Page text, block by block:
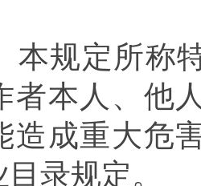
本规定所称
者本人、他
造成重大危
录规定。